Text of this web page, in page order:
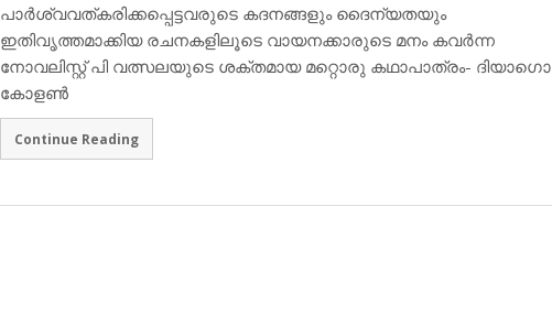
പാർശ്വവത്കരിക്കപ്പെട്ടവരുടെ കദനങ്ങളും ദൈന്യതയും
ഇതിവൃത്തമാക്കിയ രചനകളിലൂടെ വായനക്കാരുടെ മനം കവർന്ന
നോവലിസ്റ്റ് പി വത്സലയുടെ ശക്തമായ മറ്റൊരു കഥാപാത്രം- ദിയാഗൊ
കോളൺ
Continue Reading